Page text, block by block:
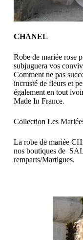
CHANEL
Robe de mariée rose
subjuguera vos
Comment ne pas
incrusté de fleurs et
également en tout
Made In France.
Collection Les
La robe de mariée
nos boutiques de
remparts/Martigues.